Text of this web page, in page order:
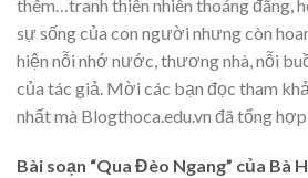
thêm… tranh thiên nhiên thoáng đãng,
sự sống của con người nhưng còn
hiện nỗi nhớ nước, thương nhà, nỗi
của tác giả. Mời các bạn đọc tham
nhất mà Blogthoca.edu.vn đã tổng hợp
Bài soạn “Qua Đèo Ngang” của Bà